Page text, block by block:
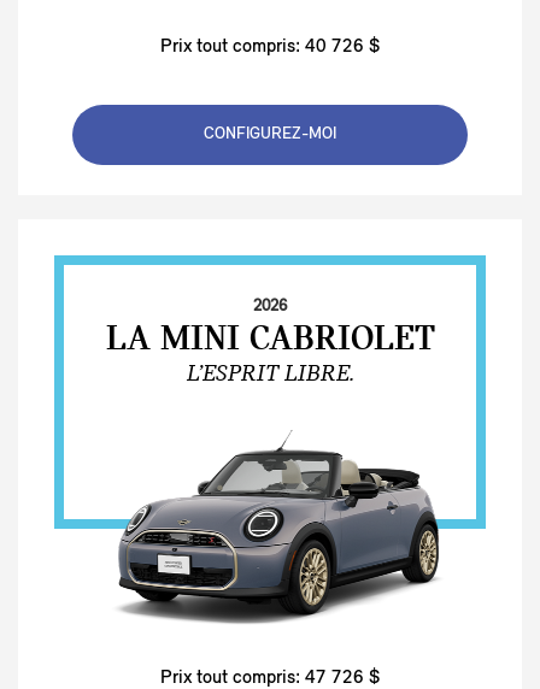
Prix tout compris: 40 726 $
CONFIGUREZ-MOI
2026
LA MINI CABRIOLET
L’ESPRIT LIBRE.
Prix tout compris: 47 726 $